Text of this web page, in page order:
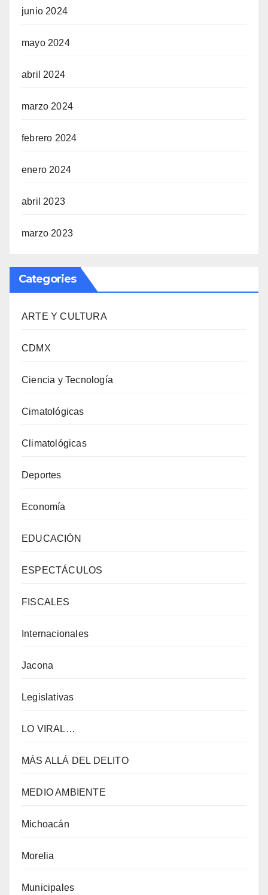
junio 2024
mayo 2024
abril 2024
marzo 2024
febrero 2024
enero 2024
abril 2023
marzo 2023
Categories
ARTE Y CULTURA
CDMX
Ciencia y Tecnología
Cimatológicas
Climatológicas
Deportes
Economía
EDUCACIÓN
ESPECTÁCULOS
FISCALES
Internacionales
Jacona
Legislativas
LO VIRAL…
MÁS ALLÁ DEL DELITO
MEDIO AMBIENTE
Michoacán
Morelia
Municipales